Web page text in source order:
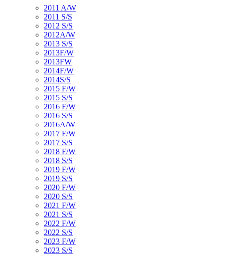
2011 A/W
2011 S/S
2012 S/S
2012A/W
2013 S/S
2013F/W
2013FW
2014F/W
2014S/S
2015 F/W
2015 S/S
2016 F/W
2016 S/S
2016A/W
2017 F/W
2017 S/S
2018 F/W
2018 S/S
2019 F/W
2019 S/S
2020 F/W
2020 S/S
2021 F/W
2021 S/S
2022 F/W
2022 S/S
2023 F/W
2023 S/S